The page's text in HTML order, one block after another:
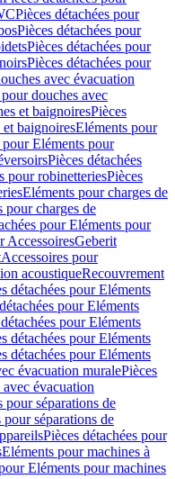
Pièces détachées pour
Pièces détachées pour
Pièces détachées pour
Pièces détachées pour
avec évacuation
douches avec
et baignoiresPièces
et baignoiresEléments pour
pour Eléments pour
Pièces détachées
pour robinetteriesPièces
Eléments pour charges de
pour charges de
pour Eléments pour
AccessoiresGeberit
Accessoires pour
acoustiqueRecouvrement
détachées pour Eléments
pour Eléments
pour Eléments
détachées pour Eléments
détachées pour Eléments
évacuation muralePièces
évacuation
pour séparations de
pour séparations de
Pièces détachées pour
Eléments pour machines à
Eléments pour machines